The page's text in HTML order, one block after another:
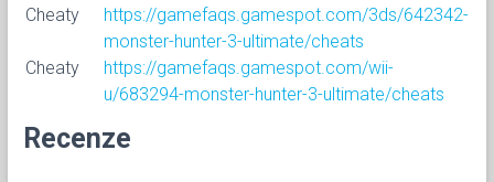
Cheaty
https://gamefaqs.gamespot.com/3ds/642342-
monster-hunter-3-ultimate/cheats
Cheaty
https://gamefaqs.gamespot.com/wii-
u/683294-monster-hunter-3-ultimate/cheats
Recenze